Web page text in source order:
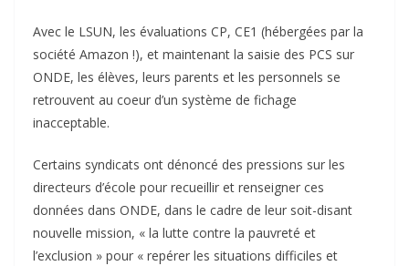
Avec le LSUN, les évaluations CP, CE1 (hébergées par la
société Amazon !), et maintenant la saisie des PCS sur
ONDE, les élèves, leurs parents et les personnels se
retrouvent au coeur d’un système de fichage
inacceptable.
Certains syndicats ont dénoncé des pressions sur les
directeurs d’école pour recueillir et renseigner ces
données dans ONDE, dans le cadre de leur soit-disant
nouvelle mission, « la lutte contre la pauvreté et
l’exclusion » pour « repérer les situations difficiles et